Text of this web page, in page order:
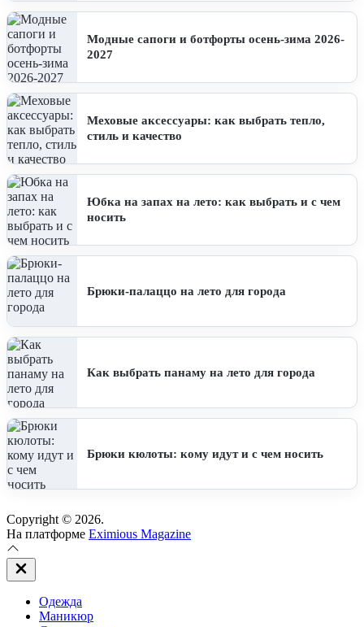
Модные сапоги и ботфорты осень-зима 2026-
2027
Меховые аксессуары: как выбрать тепло,
стиль и качество
Юбка на запах на лето: как выбрать и с чем
носить
Брюки-палаццо на лето для города
Как выбрать панаму на лето для города
Брюки кюлоты: кому идут и с чем носить
Copyright © 2026.
На платформе Eximious Magazine
Закрыть
вне
Одежда
Маникюр